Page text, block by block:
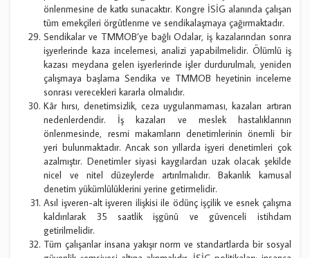
önlenmesine de katkı sunacaktır. Kongre İSİG alanında çalışan
tüm emekçileri örgütlenme ve sendikalaşmaya çağırmaktadır.
Sendikalar ve TMMOB’ye bağlı Odalar, iş kazalarından sonra
işyerlerinde kaza incelemesi, analizi yapabilmelidir. Ölümlü iş
kazası meydana gelen işyerlerinde işler durdurulmalı, yeniden
çalışmaya başlama Sendika ve TMMOB heyetinin inceleme
sonrası verecekleri kararla olmalıdır.
Kâr hırsı, denetimsizlik, ceza uygulanmaması, kazaları artıran
nedenlerdendir. İş kazaları ve meslek hastalıklarının
önlenmesinde, resmi makamların denetimlerinin önemli bir
yeri bulunmaktadır. Ancak son yıllarda işyeri denetimleri çok
azalmıştır. Denetimler siyasi kaygılardan uzak olacak şekilde
nicel ve nitel düzeylerde artırılmalıdır. Bakanlık kamusal
denetim yükümlülüklerini yerine getirmelidir.
Asıl işveren-alt işveren ilişkisi ile ödünç işçilik ve esnek çalışma
kaldırılarak 35 saatlik işgünü ve güvenceli istihdam
getirilmelidir.
Tüm çalışanlar insana yakışır norm ve standartlarda bir sosyal